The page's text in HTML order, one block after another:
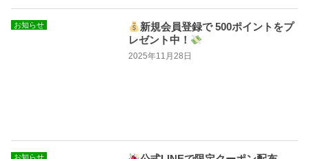
お知らせ
新規会員登録で 500ポイントをプ
レゼント中！
2025年11月28日
お知らせ